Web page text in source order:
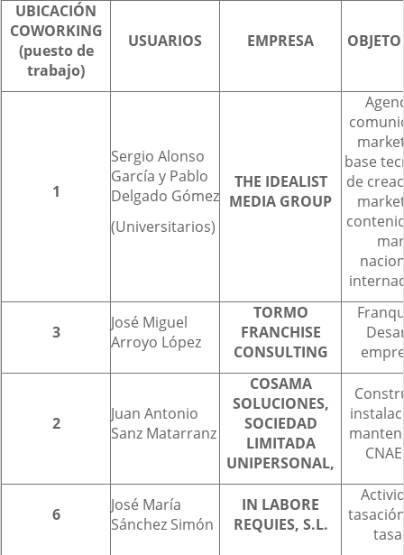
UBICACIÓN
COWORKING
(puesto de
trabajo)
USUARIOS EMPRESA
1
Sergio Alonso
García y Pablo
Delgado Gómez
(Universitarios)
THE IDEALIST
MEDIA GROUP
base
de
3
José Miguel
Arroyo López
TORMO
FRANCHISE
CONSULTING
2
Juan Antonio
Sanz Matarranz
COSAMA
SOLUCIONES,
SOCIEDAD
LIMITADA
UNIPERSONAL,
6
José María
Sánchez Simón
IN LABORE
REQUIES, S.L.